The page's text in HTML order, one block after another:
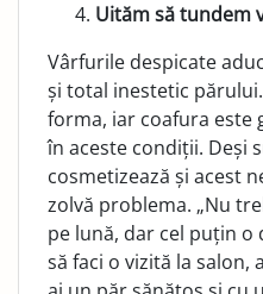
Uităm să tundem
Vârfurile despicate
și total inestetic
forma, iar coafura este
în aceste condiții. Deși
cosmetizează și acest
zolvă problema. „Nu
pe lună, dar cel puțin
să faci o vizită la salon,